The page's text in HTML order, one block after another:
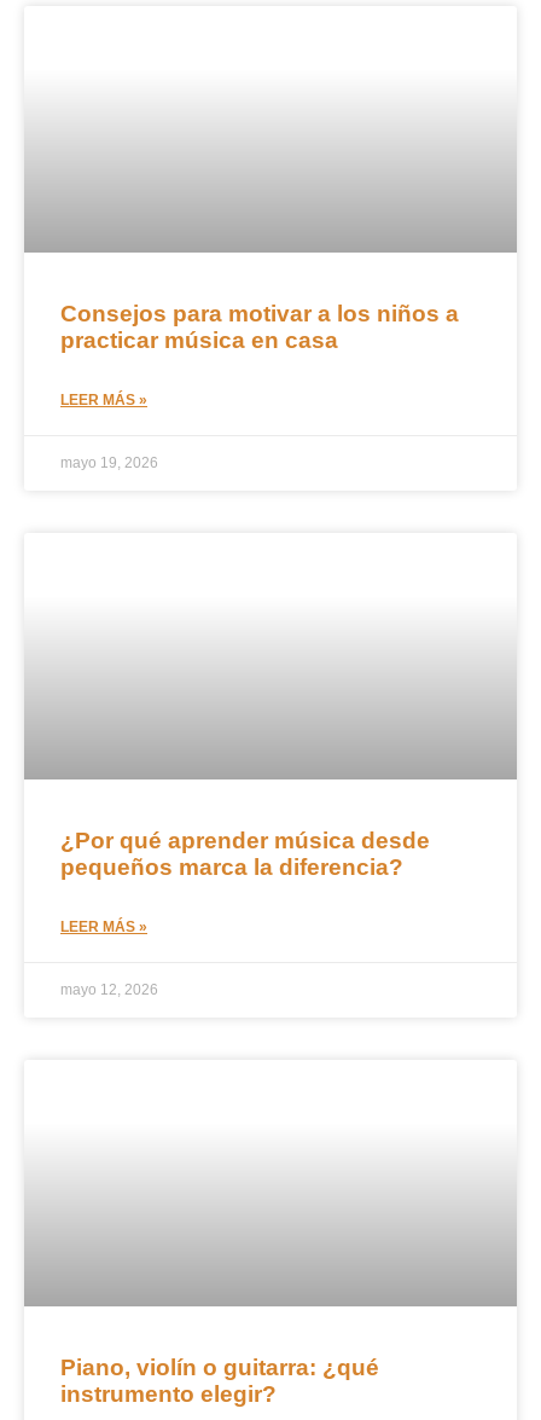
Consejos para motivar a los niños a
practicar música en casa
LEER MÁS »
mayo 19, 2026
¿Por qué aprender música desde
pequeños marca la diferencia?
LEER MÁS »
mayo 12, 2026
Piano, violín o guitarra: ¿qué
instrumento elegir?